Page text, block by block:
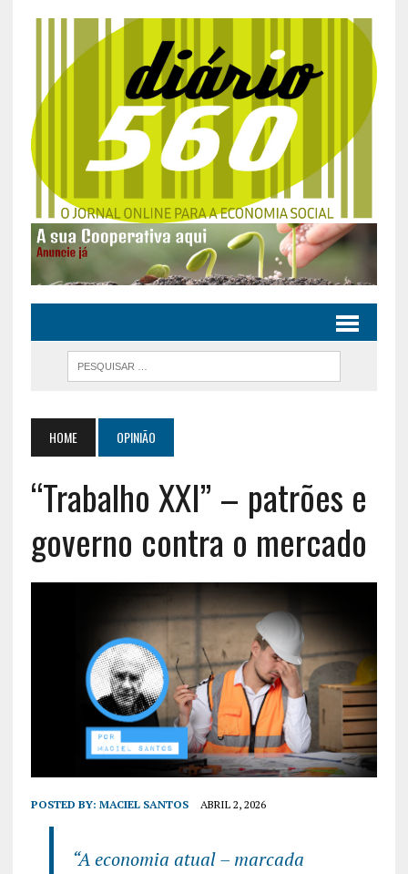
HOME OPINIÃO
“Trabalho XXI” – patrões e
governo contra o mercado
POSTED BY: MACIEL SANTOS ABRIL 2, 2026
“A economia atual – marcada